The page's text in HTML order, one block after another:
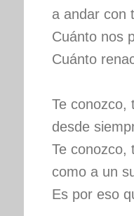
a andar con
Cuánto nos
Cuánto
Te conozco,
desde
Te conozco,
como a un
Es por eso